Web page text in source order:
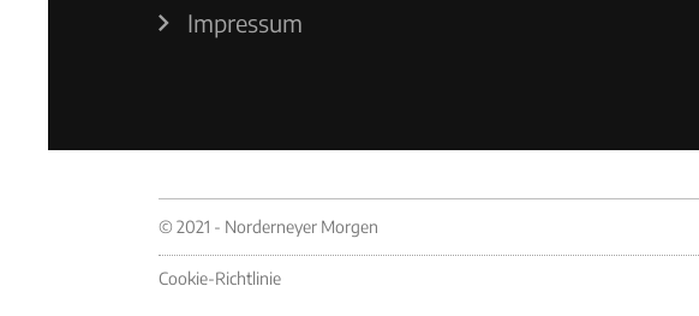
Impressum
© 2021 - Norderneyer Morgen
Cookie-Richtlinie